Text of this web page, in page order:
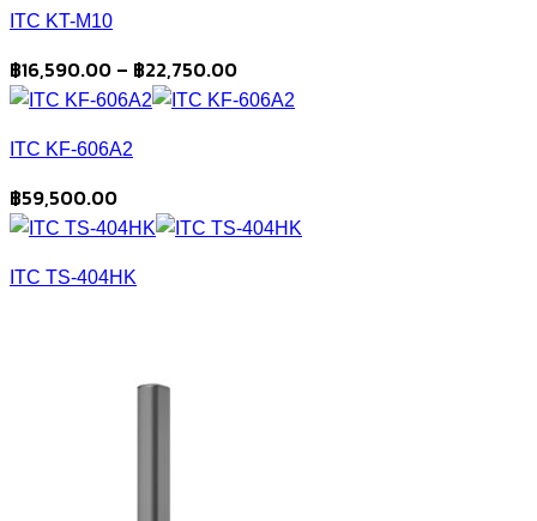
ITC KT-M10
฿16,590.00 – ฿22,750.00Price
range:
ITC KF-606A2
฿59,500.00
ITC TS-404HK